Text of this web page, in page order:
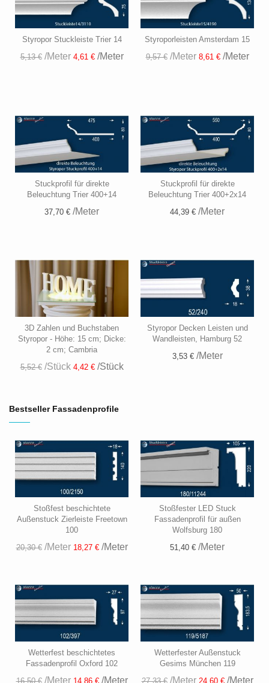
Styropor Stuckleiste Trier 14
5,13 €/Meter 4,61 €/Meter
Styroporleisten Amsterdam 15
9,57 €/Meter 8,61 €/Meter
Stuckprofil für direkte
Beleuchtung Trier 400+14
37,70 € /Meter
Stuckprofil für direkte
Beleuchtung Trier 400+2x14
44,39 € /Meter
3D Zahlen und Buchstaben
Styropor - Höhe: 15 cm; Dicke:
2 cm; Cambria
5,52 €/Stück 4,42 €/Stück
Styropor Decken Leisten und
Wandleisten, Hamburg 52
3,53 €/Meter
Bestseller Fassadenprofile
Stoßfest beschichtete
Außenstuck Zierleiste Freetown
100
20,30 €/Meter 18,27 €/Meter
Stoßfester LED Stuck
Fassadenprofil für außen
Wolfsburg 180
51,40 € /Meter
Wetterfest beschichtetes
Fassadenprofil Oxford 102
16,50 €/Meter 14,86 €/Meter
Wetterfester Außenstuck
Gesims München 119
27,33 €/Meter 24,60 €/Meter